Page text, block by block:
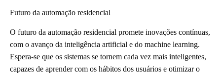
Futuro da automação residencial
O futuro da automação residencial promete inovações contínuas,
com o avanço da inteligência artificial e do machine learning.
Espera-se que os sistemas se tornem cada vez mais inteligentes,
capazes de aprender com os hábitos dos usuários e otimizar o